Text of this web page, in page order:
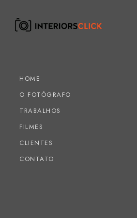
HOME
O FOTÓGRAFO
TRABALHOS
FILMES
CLIENTES
CONTATO